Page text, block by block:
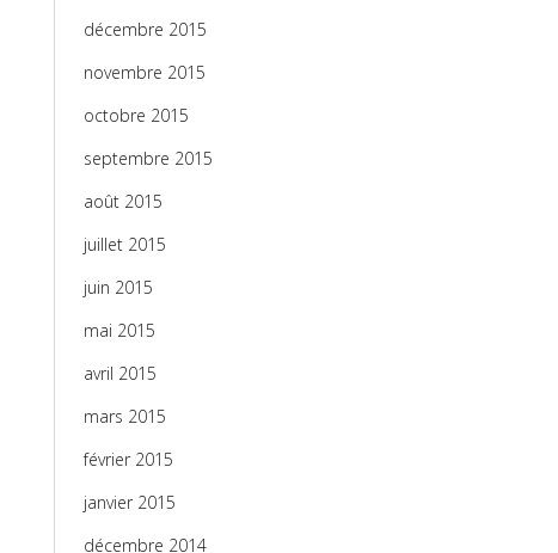
décembre 2015
novembre 2015
octobre 2015
septembre 2015
août 2015
juillet 2015
juin 2015
mai 2015
avril 2015
mars 2015
février 2015
janvier 2015
décembre 2014